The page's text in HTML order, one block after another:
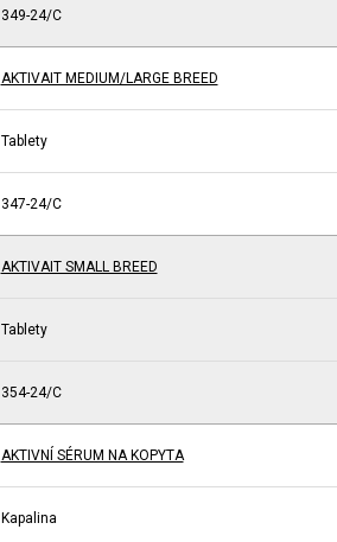
349-24/C
AKTIVAIT MEDIUM/LARGE BREED
Tablety
347-24/C
AKTIVAIT SMALL BREED
Tablety
354-24/C
AKTIVNÍ SÉRUM NA KOPYTA
Kapalina